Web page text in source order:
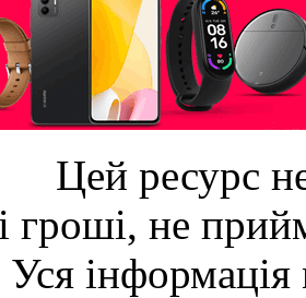
Цей ресурс
гроші, не
Уся